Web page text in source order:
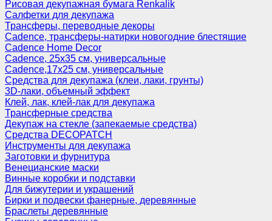
Рисовая декупажная бумага Renkalik
Салфетки для декупажа
Трансферы, переводные декоры
Cadence, трансферы-натирки новогодние блестящие
Cadence Home Decor
Cadence, 25х35 см, универсальные
Cadence,17х25 см, универсальные
Средства для декупажа (клеи, лаки, грунты)
3D-лаки, объемный эффект
Клей, лак, клей-лак для декупажа
Трансферные средства
Декупаж на стекле (запекаемые средства)
Средства DECOPATCH
Инструменты для декупажа
Заготовки и фурнитура
Венецианские маски
Винные коробки и подставки
Для бижутерии и украшений
Бирки и подвески фанерные, деревянные
Браслеты деревянные